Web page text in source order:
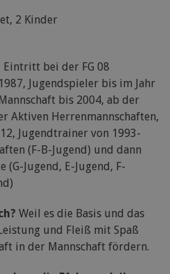
2 Kinder
Eintritt bei der FG 08
Jugendspieler bis im Jahr
bis 2004, ab der
Aktiven Herrenmannschaften,
Jugendtrainer von 1993-
(F-B-Jugend) und dann
Jugend, E-Jugend, F-
Weil es die Basis und das
und Fleiß mit Spaß
in der Mannschaft fördern.